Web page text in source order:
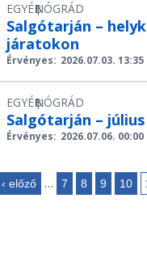
EGYÉB
|
NÓGRÁD
Salgótarján –
járatokon
Érvényes: 2026.07.03. 13:35
EGYÉB
|
NÓGRÁD
Salgótarján –
Érvényes: 2026.07.06. 00:00
‹ előző … 7 8 9 10